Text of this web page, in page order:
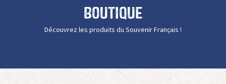
Boutique
Découvrez les produits du Souvenir Français !